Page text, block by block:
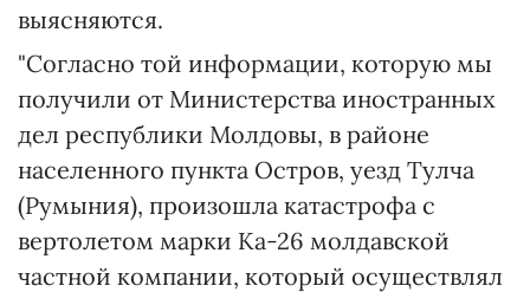
выясняются.
"Согласно той информации, которую мы
получили от Министерства иностранных
дел республики Молдовы, в районе
населенного пункта Остров, уезд Тулча
(Румыния), произошла катастрофа с
вертолетом марки Ка-26 молдавской
частной компании, который осуществлял